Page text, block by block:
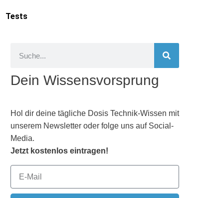
Tests
Dein Wissensvorsprung
Hol dir deine tägliche Dosis Technik-Wissen mit
unserem Newsletter oder folge uns auf Social-
Media.
Jetzt kostenlos eintragen!